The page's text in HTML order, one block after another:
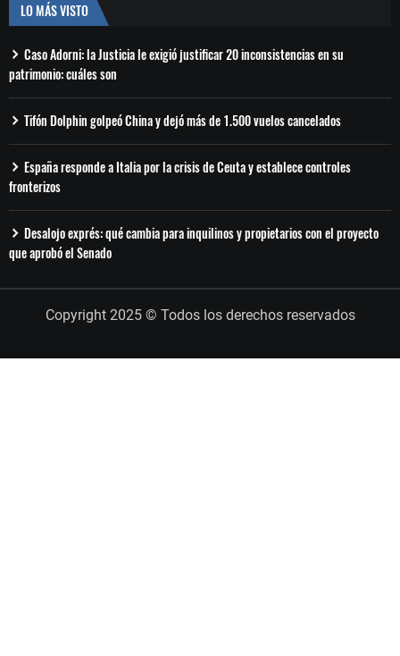
LO MÁS VISTO
Caso Adorni: la Justicia le exigió justificar 20 inconsistencias en su
patrimonio: cuáles son
Tifón Dolphin golpeó China y dejó más de 1.500 vuelos cancelados
España responde a Italia por la crisis de Ceuta y establece controles
fronterizos
Desalojo exprés: qué cambia para inquilinos y propietarios con el proyecto
que aprobó el Senado
Copyright 2025 © Todos los derechos reservados